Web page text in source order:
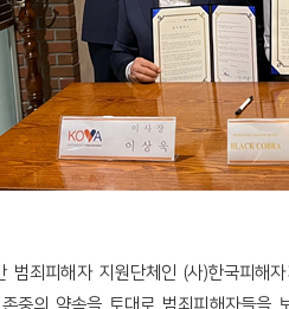
범죄피해자 지원단체인 (사)한국피해자
중의 약속을 토대로 범죄피해자들을